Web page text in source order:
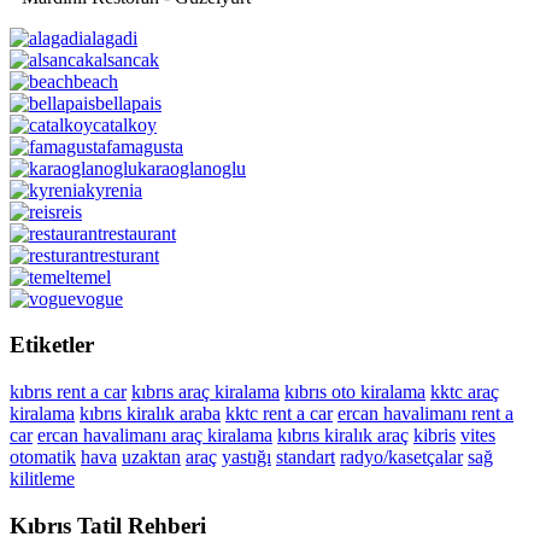
alagadi
alsancak
beach
bellapais
catalkoy
famagusta
karaoglanoglu
kyrenia
reis
restaurant
resturant
temel
vogue
Etiketler
kıbrıs rent a car kıbrıs araç kiralama kıbrıs oto kiralama kktc araç
kiralama kıbrıs kiralık araba kktc rent a car ercan havalimanı rent a
car ercan havalimanı araç kiralama kıbrıs kiralık araç kibris vites
otomatik hava uzaktan araç yastığı standart radyo/kasetçalar sağ
kilitleme
Kıbrıs Tatil Rehberi